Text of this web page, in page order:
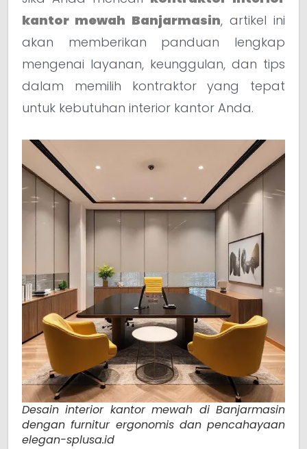
kantor mewah Banjarmasin, artikel ini
akan memberikan panduan lengkap
mengenai layanan, keunggulan, dan tips
dalam memilih kontraktor yang tepat
untuk kebutuhan interior kantor Anda.
Desain interior kantor mewah di Banjarmasin
dengan furnitur ergonomis dan pencahayaan
elegan-splusa.id